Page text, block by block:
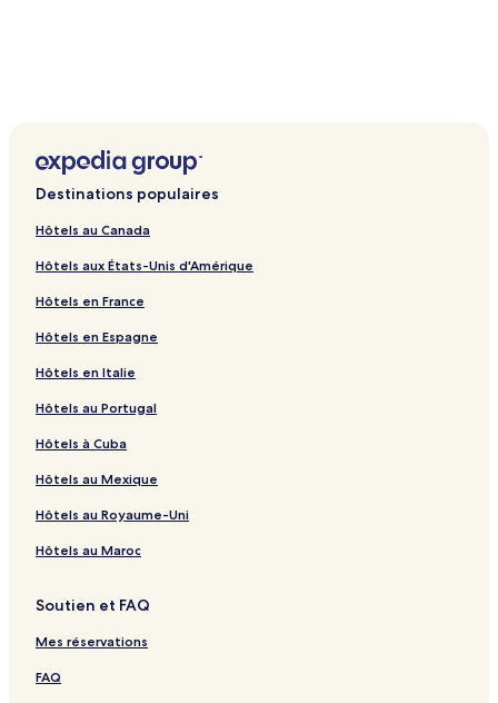
Destinations populaires
Hôtels au Canada
Hôtels aux États-Unis d'Amérique
Hôtels en France
Hôtels en Espagne
Hôtels en Italie
Hôtels au Portugal
Hôtels à Cuba
Hôtels au Mexique
Hôtels au Royaume-Uni
Hôtels au Maroc
Soutien et FAQ
Mes réservations
FAQ